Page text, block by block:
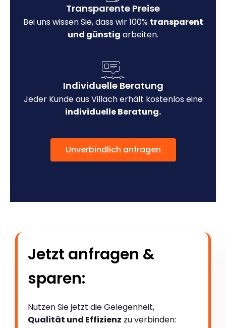
Transparente Preise
Bei uns wissen Sie, dass wir 100% transparent
und günstig arbeiten.
Individuelle Beratung
Jeder Kunde aus Villach erhält kostenlos eine
individuelle Beratung.
Unverbindlich anfragen
Jetzt anfragen &
sparen:
Nutzen Sie jetzt die Gelegenheit,
Qualität und Effizienz zu verbinden: